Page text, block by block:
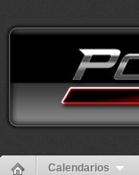
Calendarios